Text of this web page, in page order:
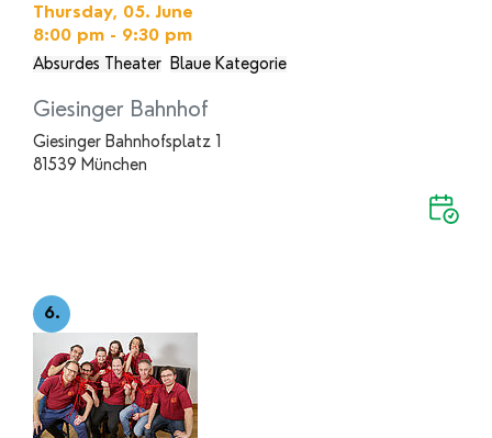
Thursday, 05. June
8:00 pm - 9:30 pm
Absurdes Theater Blaue Kategorie
Giesinger Bahnhof
Giesinger Bahnhofsplatz 1
81539 München
6.